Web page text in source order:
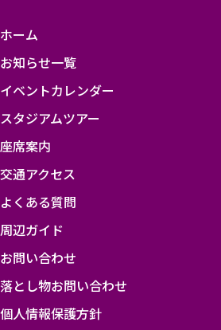
海
道
コ
ン
サ
ド
ー
レ
ホーム
お知らせ一覧
イベントカレンダー
スタジアムツアー
座席案内
交通アクセス
よくある質問
周辺ガイド
お問い合わせ
落とし物お問い合わせ
個人情報保護方針